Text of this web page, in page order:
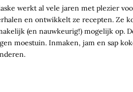
werkt al vele jaren met plezier
en ontwikkelt ze recepten. Ze
(en nauwkeurig!) mogelijk op.
moestuin. Inmaken, jam en sap